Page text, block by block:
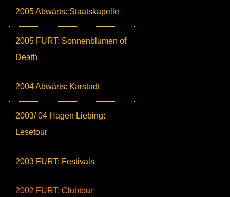
2005 Abwärts: Staatskapelle
2005 FURT: Sonnenblumen of
Death
2004 Abwärts: Karstadt
2003/ 04 Hagen Liebing:
Lesetour
2003 FURT: Festivals
2002 FURT: Clubtour